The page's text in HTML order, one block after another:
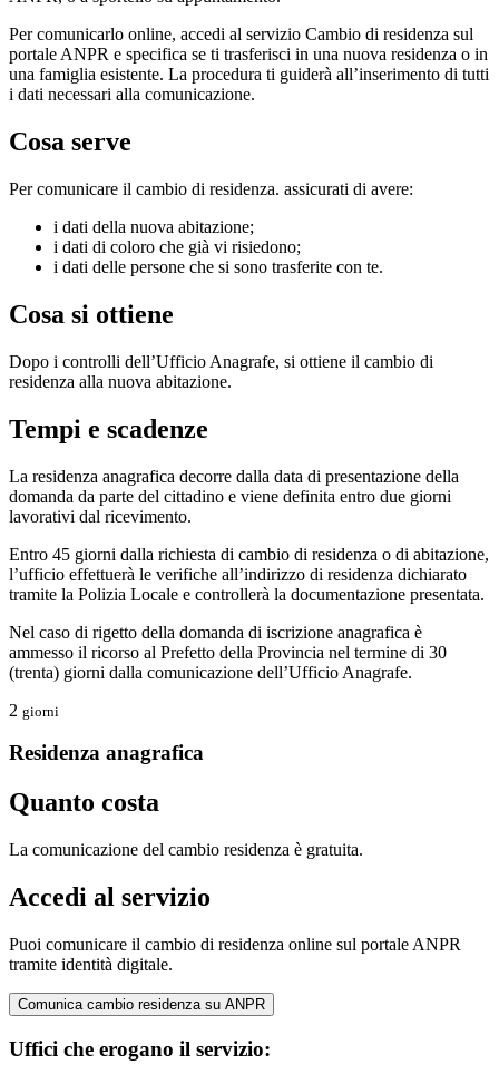
Per comunicarlo online, accedi al servizio Cambio di residenza sul
portale ANPR e specifica se ti trasferisci in una nuova residenza o in
una famiglia esistente. La procedura ti guiderà all’inserimento di tutti
i dati necessari alla comunicazione.
Cosa serve
Per comunicare il cambio di residenza. assicurati di avere:
i dati della nuova abitazione;
i dati di coloro che già vi risiedono;
i dati delle persone che si sono trasferite con te.
Cosa si ottiene
Dopo i controlli dell’Ufficio Anagrafe, si ottiene il cambio di
residenza alla nuova abitazione.
Tempi e scadenze
La residenza anagrafica decorre dalla data di presentazione della
domanda da parte del cittadino e viene definita entro due giorni
lavorativi dal ricevimento.
Entro 45 giorni dalla richiesta di cambio di residenza o di abitazione,
l’ufficio effettuerà le verifiche all’indirizzo di residenza dichiarato
tramite la Polizia Locale e controllerà la documentazione presentata.
Nel caso di rigetto della domanda di iscrizione anagrafica è
ammesso il ricorso al Prefetto della Provincia nel termine di 30
(trenta) giorni dalla comunicazione dell’Ufficio Anagrafe.
2 giorni
Residenza anagrafica
Quanto costa
La comunicazione del cambio residenza è gratuita.
Accedi al servizio
Puoi comunicare il cambio di residenza online sul portale ANPR
tramite identità digitale.
Comunica cambio residenza su ANPR
Uffici che erogano il servizio: